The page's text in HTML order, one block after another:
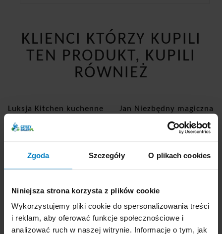
Zgoda Szczegóły O plikach cookies
Niniejsza strona korzysta z plików cookie
Wykorzystujemy pliki cookie do spersonalizowania treści
i reklam, aby oferować funkcje społecznościowe i
analizować ruch w naszej witrynie. Informacje o tym, jak
KLIENCI KTÓRZY KUPILI
TEN PRODUKT, KUPILI
RÓWNIEŻ
Luksja Kitchen kuchenne
i Bazylia 300ml
Jan Niezbędny magiczna